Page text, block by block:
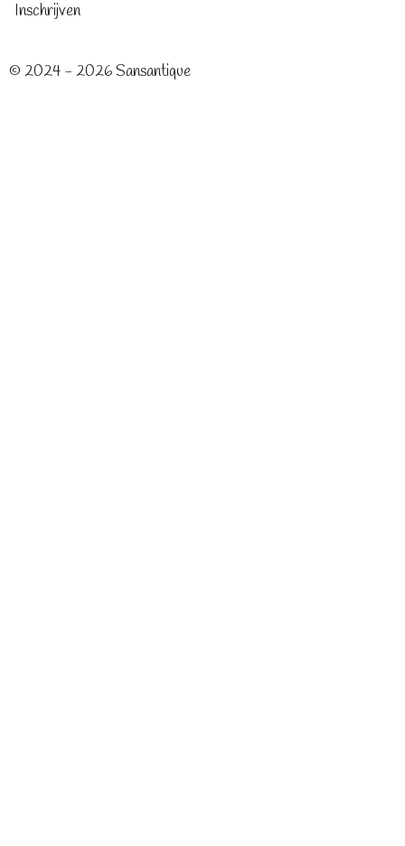
Inschrijven
© 2024 - 2026 Sansantique